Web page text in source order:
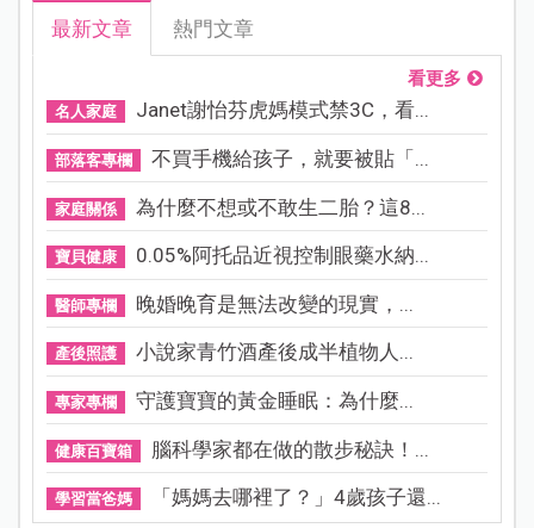
最新文章 熱門文章
看更多
名人家庭 Janet謝怡芬虎媽模式禁3C，看...
部落客專欄 不買手機給孩子，就要被貼「...
家庭關係 為什麼不想或不敢生二胎？這8...
寶貝健康 0.05%阿托品近視控制眼藥水納...
醫師專欄 晚婚晚育是無法改變的現實，...
產後照護 小說家青竹酒產後成半植物人...
專家專欄 守護寶寶的黃金睡眠：為什麼...
健康百寶箱 腦科學家都在做的散步秘訣！...
學習當爸媽 「媽媽去哪裡了？」4歲孩子還...